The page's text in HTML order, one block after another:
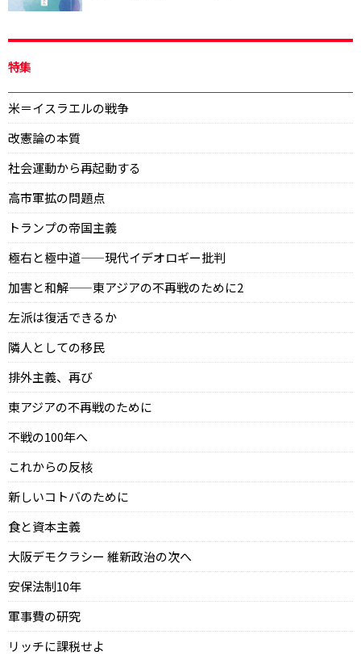
特集
米＝イスラエルの戦争
改憲論の本質
社会運動から再起動する
高市軍拡の問題点
トランプの帝国主義
極右と極中道——現代イデオロギー批判
加害と和解——東アジアの不再戦のために2
左派は復活できるか
隣人としての移民
排外主義、再び
東アジアの不再戦のために
不戦の100年へ
これからの反核
新しいコトバのために
食と資本主義
大阪デモクラシー 維新政治の次へ
安保法制10年
軍事費の研究
リッチに課税せよ